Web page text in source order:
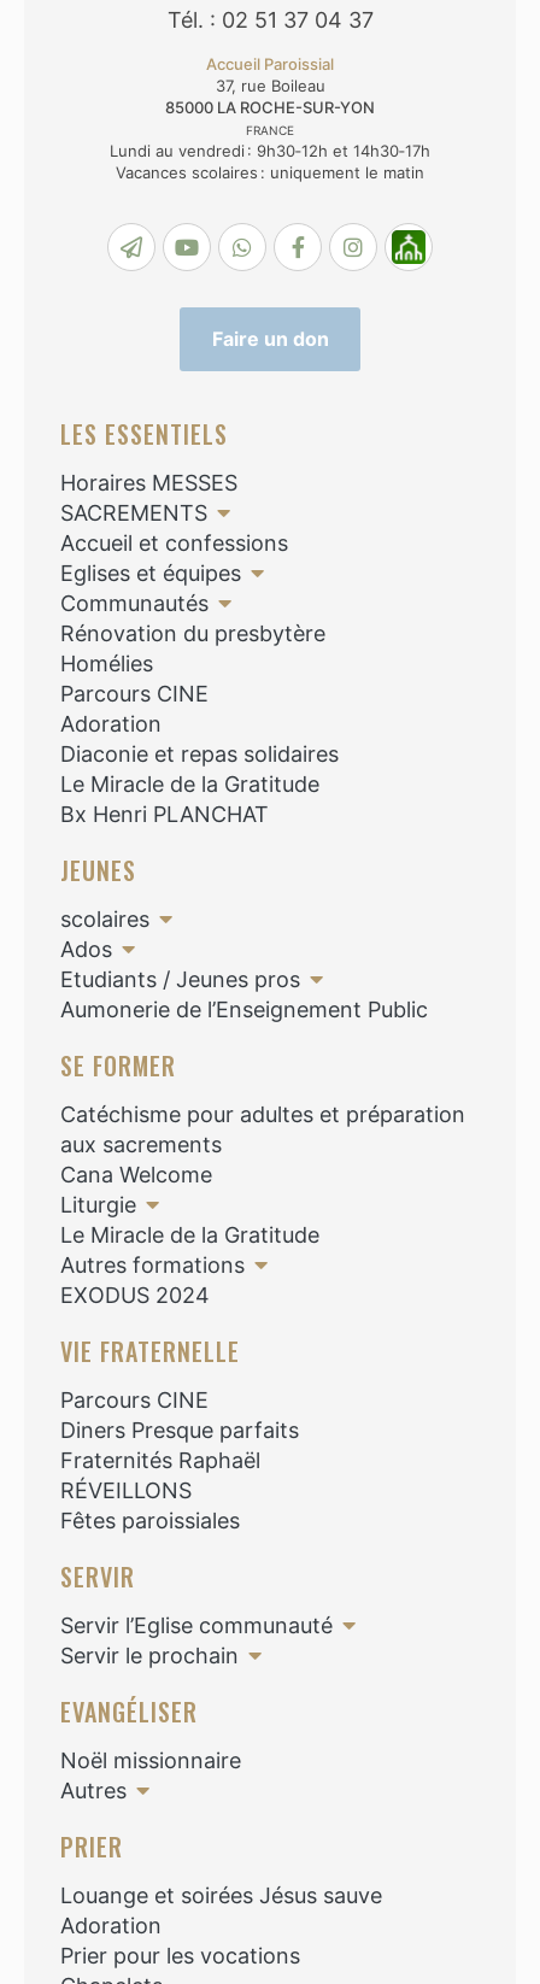
Tél. : 02 51 37 04 37
Accueil Paroissial
37, rue Boileau
85000 LA ROCHE-SUR-YON
FRANCE
Lundi au vendredi : 9h30‑12h et 14h30‑17h
Vacances scolaires : uniquement le matin
Faire un don
LES ESSENTIELS
Horaires MESSES
SACREMENTS
Accueil et confessions
Eglises et équipes
Communautés
Rénovation du presbytère
Homélies
Parcours CINE
Adoration
Diaconie et repas solidaires
Le Miracle de la Gratitude
Bx Henri PLANCHAT
JEUNES
scolaires
Ados
Etudiants / Jeunes pros
Aumonerie de l’Enseignement Public
SE FORMER
Catéchisme pour adultes et préparation
aux sacrements
Cana Welcome
Liturgie
Le Miracle de la Gratitude
Autres formations
EXODUS 2024
VIE FRATERNELLE
Parcours CINE
Diners Presque parfaits
Fraternités Raphaël
RÉVEILLONS
Fêtes paroissiales
SERVIR
Servir l’Eglise communauté
Servir le prochain
EVANGÉLISER
Noël missionnaire
Autres
PRIER
Louange et soirées Jésus sauve
Adoration
Prier pour les vocations